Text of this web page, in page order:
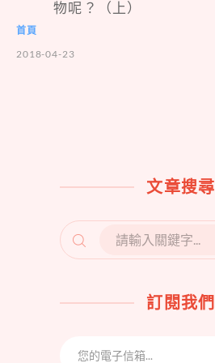
物呢？（上）
首頁
2018-04-23
文章搜尋
SEARCH
FOR:
訂閱我們